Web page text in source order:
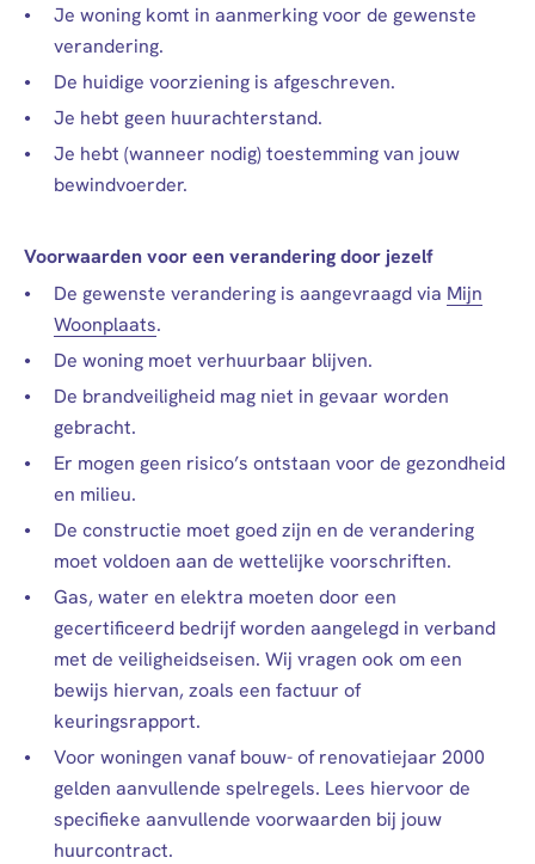
Je woning komt in aanmerking voor de gewenste
verandering.
De huidige voorziening is afgeschreven.
Je hebt geen huurachterstand.
Je hebt (wanneer nodig) toestemming van jouw
bewindvoerder.
Voorwaarden voor een verandering door jezelf
De gewenste verandering is aangevraagd via Mijn
Woonplaats.
De woning moet verhuurbaar blijven.
De brandveiligheid mag niet in gevaar worden
gebracht.
Er mogen geen risico’s ontstaan voor de gezondheid
en milieu.
De constructie moet goed zijn en de verandering
moet voldoen aan de wettelijke voorschriften.
Gas, water en elektra moeten door een
gecertificeerd bedrijf worden aangelegd in verband
met de veiligheidseisen. Wij vragen ook om een
bewijs hiervan, zoals een factuur of
keuringsrapport.
Voor woningen vanaf bouw- of renovatiejaar 2000
gelden aanvullende spelregels. Lees hiervoor de
specifieke aanvullende voorwaarden bij jouw
huurcontract.